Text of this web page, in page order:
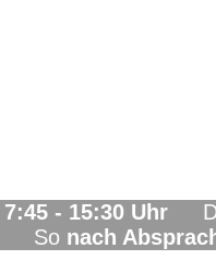
7:45 - 15:30 Uhr
So nach